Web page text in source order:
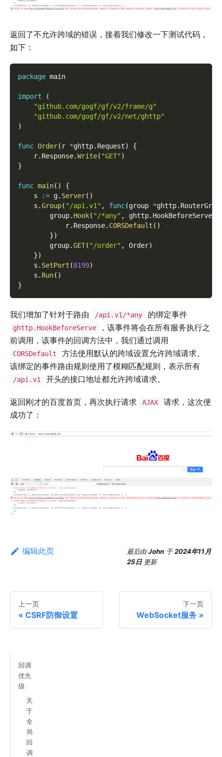
返回了不允许跨域的错误，接着我们修改一下测试代码，
如下：
package main
import
(
"github.com/gogf/gf/v2/frame/g"
"github.com/gogf/gf/v2/net/ghttp"
)
func Order( r *ghttp. Request)
{
    r
. Response.Write( "GET")
}
func main( )
{
    s
:= g. Server( )
    s
.Group( "/api.v1" , func(group *ghttp.
        group
. Hook( "/*any" , ghttp. HookBeforeServe
            r
. Response. CORSDefault ( )
})
        group
.GET( "/order" , Order)
})
    s
. SetPort (8199)
    s
. Run( )
}
我们增加了针对于路由 /api.v1/*any 的绑定事件
ghttp.HookBeforeServe
，该事件将会在所有服务执行之
前调用，该事件的回调方法中，我们通过调用
CORSDefault
方法使用默认的跨域设置允许跨域请求。
该绑定的事件路由规则使用了模糊匹配规则，表示所有
/api.v1 开头的接口地址都允许跨域请求。
返回刚才的百度首页，再次执行请求 AJAX
请求，这次便
成功了：
编辑此页 最后由John 于2024年11月
25日 更新
上一页
CSRF防御设置
下一页
WebSocket服务
回调
优先
级
关
于
全
局
回
调